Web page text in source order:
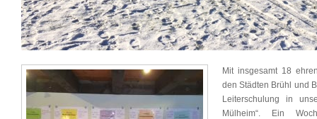
Mit insgesamt 18
den Städten Brühl und
Leiterschulung in
Mülheim“. Ein